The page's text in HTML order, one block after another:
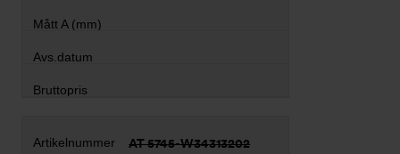
AT 5745-W34313202